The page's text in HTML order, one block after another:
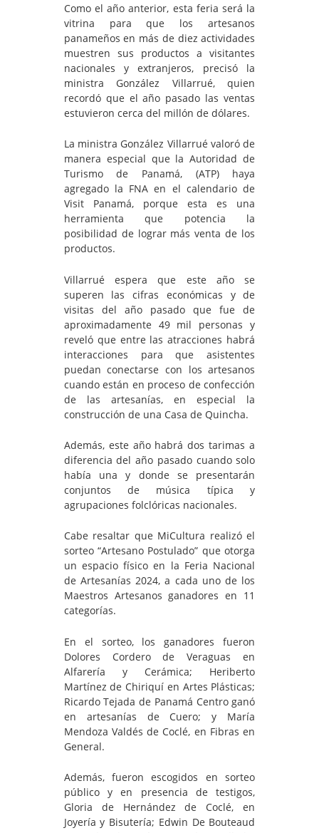
Como el año anterior, esta feria será la
vitrina para que los artesanos
panameños en más de diez actividades
muestren sus productos a visitantes
nacionales y extranjeros, precisó la
ministra González Villarrué, quien
recordó que el año pasado las ventas
estuvieron cerca del millón de dólares.
La ministra González Villarrué valoró de
manera especial que la Autoridad de
Turismo de Panamá, (ATP) haya
agregado la FNA en el calendario de
Visit Panamá, porque esta es una
herramienta que potencia la
posibilidad de lograr más venta de los
productos.
Villarrué espera que este año se
superen las cifras económicas y de
visitas del año pasado que fue de
aproximadamente 49 mil personas y
reveló que entre las atracciones habrá
interacciones para que asistentes
puedan conectarse con los artesanos
cuando están en proceso de confección
de las artesanías, en especial la
construcción de una Casa de Quincha.
Además, este año habrá dos tarimas a
diferencia del año pasado cuando solo
había una y donde se presentarán
conjuntos de música típica y
agrupaciones folclóricas nacionales.
Cabe resaltar que MiCultura realizó el
sorteo “Artesano Postulado” que otorga
un espacio físico en la Feria Nacional
de Artesanías 2024, a cada uno de los
Maestros Artesanos ganadores en 11
categorías.
En el sorteo, los ganadores fueron
Dolores Cordero de Veraguas en
Alfarería y Cerámica; Heriberto
Martínez de Chiriquí en Artes Plásticas;
Ricardo Tejada de Panamá Centro ganó
en artesanías de Cuero; y María
Mendoza Valdés de Coclé, en Fibras en
General.
Además, fueron escogidos en sorteo
público y en presencia de testigos,
Gloria de Hernández de Coclé, en
Joyería y Bisutería; Edwin De Bouteaud